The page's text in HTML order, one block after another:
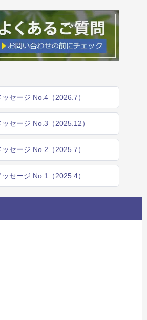
セージ No.4（2026.7）
セージ No.3（2025.12）
セージ No.2（2025.7）
セージ No.1（2025.4）